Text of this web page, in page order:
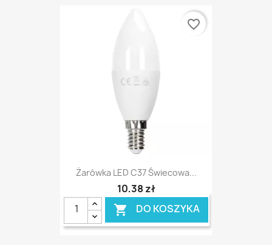
Żarówka LED C37 Świecowa...
10,38 zł
 DO KOSZYKA
favorite_border